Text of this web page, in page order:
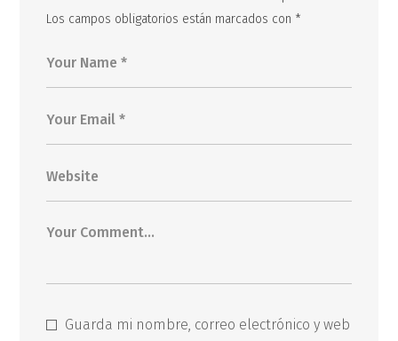
Los campos obligatorios están marcados con *
Guarda mi nombre, correo electrónico y web